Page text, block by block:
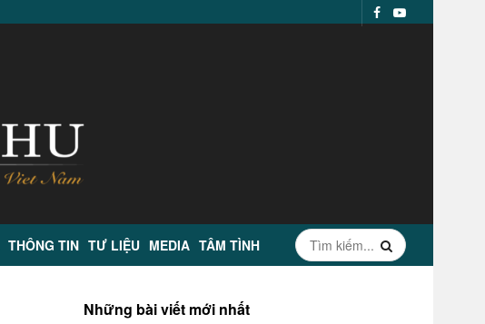
THÔNG TIN TƯ LIỆU MEDIA TÂM TÌNH
Những bài viết mới nhất